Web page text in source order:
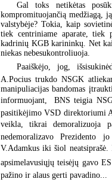
Gal toks netikėtas
kompromituojančią medžiagą,
valstybėje? Tokia, kaip
tiek centriniame aparate, tiek
kadrinių KGB karininkų. Net
niekas nebesukontroliuoja.
Paaiškėjo, jog,
A.Pocius trukdo NSGK
manipuliacijas bandomas
informuojant,  BNS teigia
pasitikėjimo VSD direktoriumi
veikla, tikrai demoralizuoja
nedemoralizavo Prezidento
V.Adamkus iki šiol
apsimelavusiųjų teisėjų gavo
pažino ir alaus gerti pavadino...